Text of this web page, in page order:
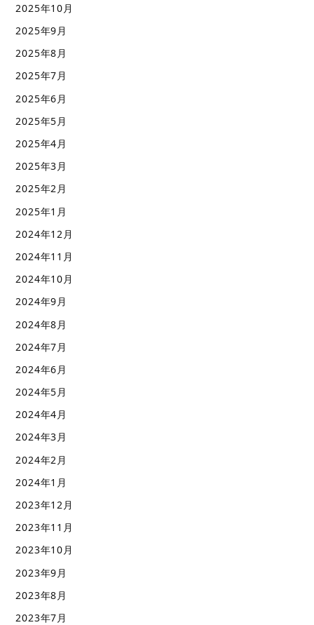
2025年10月
2025年9月
2025年8月
2025年7月
2025年6月
2025年5月
2025年4月
2025年3月
2025年2月
2025年1月
2024年12月
2024年11月
2024年10月
2024年9月
2024年8月
2024年7月
2024年6月
2024年5月
2024年4月
2024年3月
2024年2月
2024年1月
2023年12月
2023年11月
2023年10月
2023年9月
2023年8月
2023年7月